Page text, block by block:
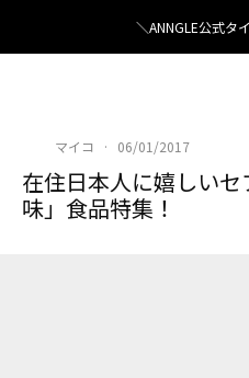
＼ANNGLE公式タ
マイコ · 06/01/2017
在住日本人に嬉しい
味」食品特集！